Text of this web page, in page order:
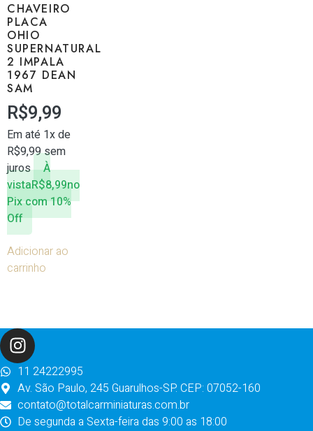
CHAVEIRO
PLACA
OHIO
SUPERNATURAL
2 IMPALA
1967 DEAN
SAM
R$9,99
Em até 1x de
R$9,99sem
juros
À
vistaR$8,99no
Pix com 10%
Off
Adicionar ao
carrinho
11 24222995
Av. São Paulo, 245 Guarulhos-SP. CEP: 07052-160
contato@totalcarminiaturas.com.br
De segunda a Sexta-feira das 9:00 as 18:00